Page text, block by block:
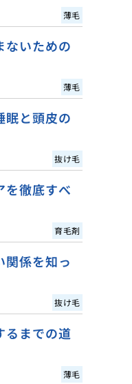
薄毛
ないための
薄毛
眠と頭皮の
抜け毛
を徹底すべ
育毛剤
関係を知っ
抜け毛
るまでの道
薄毛